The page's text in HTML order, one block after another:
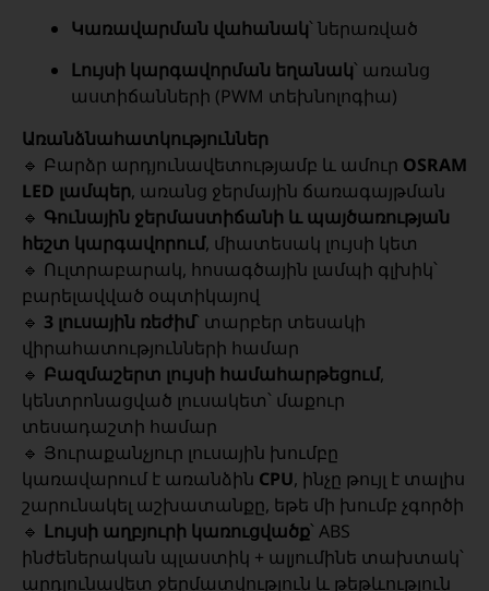
Կառավարման վահանակ՝ ներառված
Լույսի կարգավորման եղանակ՝ առանց
աստիճանների (PWM տեխնոլոգիա)
Առանձնահատկություններ
🔹 Բարձր արդյունավետությամբ և ամուր OSRAM
LED լամպեր, առանց ջերմային ճառագայթման
🔹 Գունային ջերմաստիճանի և պայծառության
հեշտ կարգավորում, միատեսակ լույսի կետ
🔹 Ուլտրաբարակ, հոսագծային լամպի գլխիկ՝
բարելավված օպտիկայով
🔹 3 լուսային ռեժիմ՝ տարբեր տեսակի
վիրահատությունների համար
🔹 Բազմաշերտ լույսի համահարթեցում,
կենտրոնացված լուսակետ՝ մաքուր
տեսադաշտի համար
🔹 Յուրաքանչյուր լուսային խումբը
կառավարում է առանձին CPU, ինչը թույլ է տալիս
շարունակել աշխատանքը, եթե մի խումբ չգործի
🔹 Լույսի աղբյուրի կառուցվածք՝ ABS
ինժեներական պլաստիկ + ալյումինե տախտակ՝
արդյունավետ ջերմատվություն և թեթևություն